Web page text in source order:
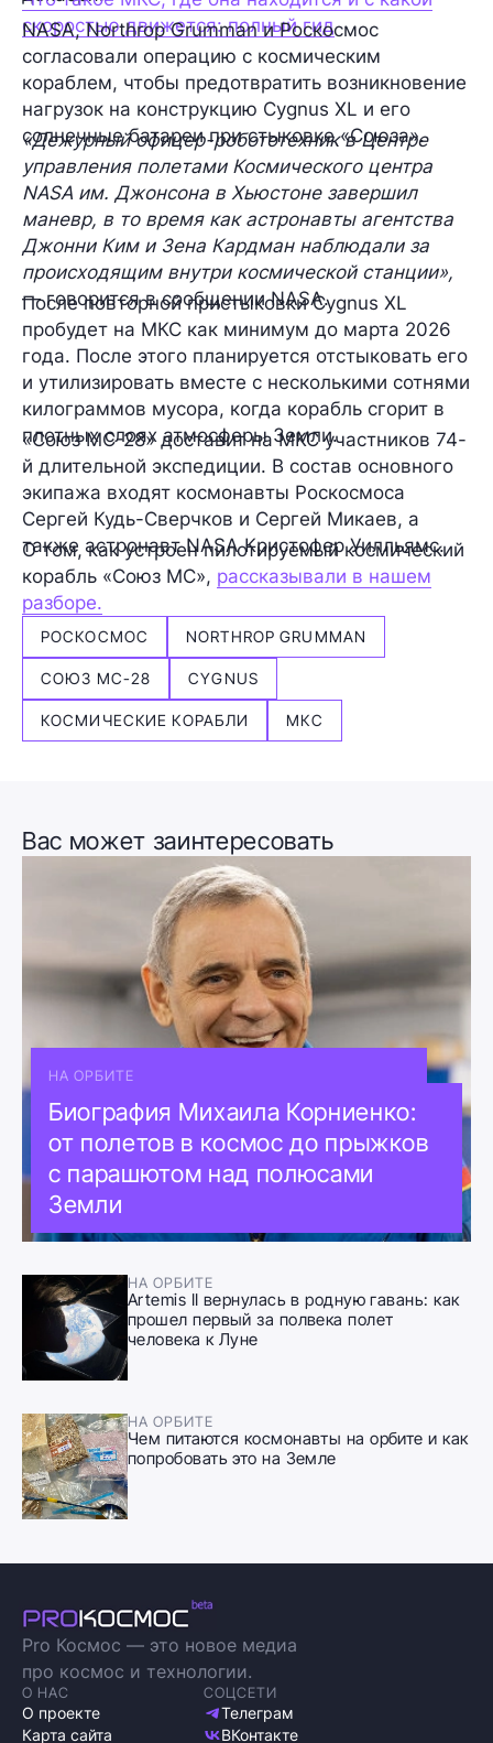
скоростью движется: полный гид
NASA, Northrop Grumman и Роскосмос
согласовали операцию с космическим
кораблем, чтобы предотвратить возникновение
нагрузок на конструкцию Cygnus XL и его
солнечные батареи при стыковке «Союза».
«Дежурный офицер-робототехник в Центре
управления полетами Космического центра
NASA им. Джонсона в Хьюстоне завершил
маневр, в то время как астронавты агентства
Джонни Ким и Зена Кардман наблюдали за
происходящим внутри космической станции»,
— говорится в сообщении NASA.
После повторной пристыковки Cygnus XL
пробудет на МКС как минимум до марта 2026
года. После этого планируется отстыковать его
и утилизировать вместе с несколькими сотнями
килограммов мусора, когда корабль сгорит в
плотных слоях атмосферы Земли.
«Союз МС-28» доставит на МКС участников 74-
й длительной экспедиции. В состав основного
экипажа входят космонавты Роскосмоса
Сергей Кудь-Сверчков и Сергей Микаев, а
также астронавт NASA Кристофер Уилльямс.
О том, как устроен пилотируемый космический
корабль «Союз МС», рассказывали в нашем
разборе.
РОСКОСМОС NORTHROP GRUMMAN
СОЮЗ МС-28 CYGNUS
КОСМИЧЕСКИЕ КОРАБЛИ МКС
Вас может заинтересовать
НА ОРБИТЕ
Биография Михаила Корниенко:
от полетов в космос до прыжков
с парашютом над полюсами
Земли
НА ОРБИТЕ
Artemis II вернулась в родную гавань: как
прошел первый за полвека полет
человека к Луне
НА ОРБИТЕ
Чем питаются космонавты на орбите и как
попробовать это на Земле
Pro Космос — это новое медиа
про космос и технологии.
О НАС
О проекте
Карта сайта
СОЦСЕТИ
Телеграм
ВКонтакте